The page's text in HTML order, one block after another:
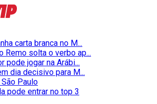
carta branca no M...
Remo solta o verbo ap...
pode jogar na Arábi...
dia decisivo para M...
Paulo
pode entrar no top 3